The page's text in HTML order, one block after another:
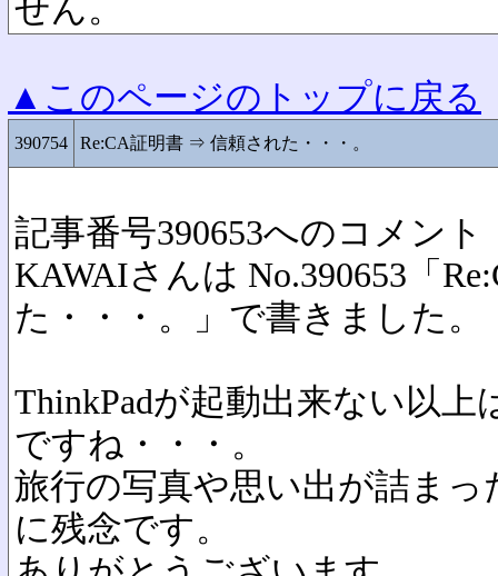
せん。
▲このページのトップに戻る
390754 Re:CA証明書 ⇒ 信頼された・・・。
記事番号390653へのコメント
KAWAIさんは No.390653「
た・・・。」で書きました。
ThinkPadが起動出来ない以
ですね・・・。
旅行の写真や思い出が詰ま
に残念です。